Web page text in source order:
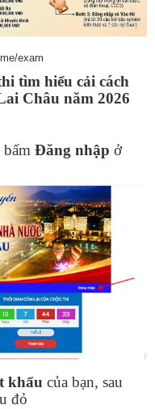
exam
tìm hiểu cải cách
Châu năm 2026
Đăng nhập ở
khẩu của bạn, sau
đỏ